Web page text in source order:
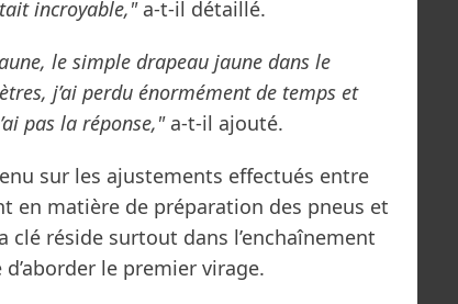
incroyable,"a-t-il détaillé.
le simple drapeau jaune dans le
j’ai perdu énormément de temps et
pas la réponse,"a-t-il ajouté.
sur les ajustements effectués entre
en matière de préparation des pneus et
clé réside surtout dans l’enchaînement
le premier virage.